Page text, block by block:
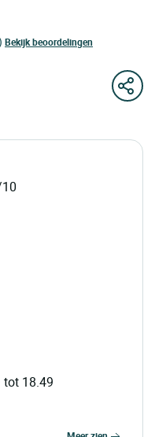
Bekijk beoordelingen
tot 18.49